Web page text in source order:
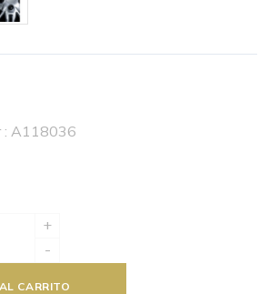
: A118036
+
-
CARRITO